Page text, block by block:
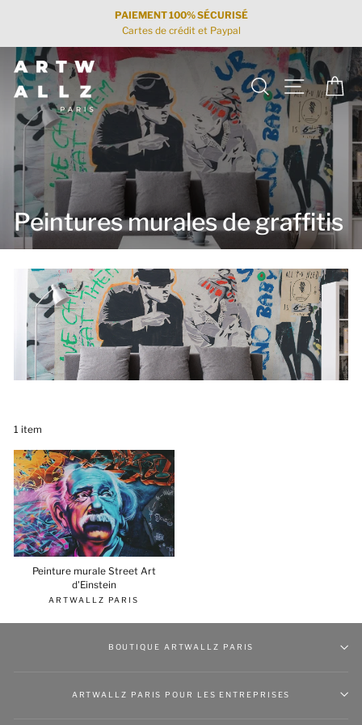
PAIEMENT 100% SÉCURISÉ
Cartes de crédit et Paypal
RechercherNavigation
Peintures murales de graffitis
1 item
Peinture murale Street Art
d'Einstein
ARTWALLZ PARIS
BOUTIQUE ARTWALLZ PARIS
ARTWALLZ PARIS POUR LES ENTREPRISES